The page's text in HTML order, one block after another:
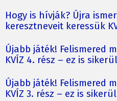
Hogy is hívják? Újra
keresztneveit keressük
Újabb játék! Felismered
KVÍZ 4. rész – ez is
Újabb játék! Felismered
KVÍZ 3. rész – ez is